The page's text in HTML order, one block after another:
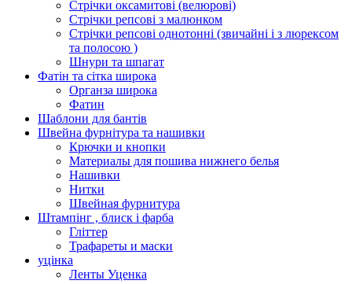
Стрічки оксамитові (велюрові)
Стрічки репсові з малюнком
Стрічки репсові однотонні (звичайні і з люрексом
та полосою )
Шнури та шпагат
Фатін та сітка широка
Органза широка
Фатин
Шаблони для бантів
Швейна фурнітура та нашивки
Крючки и кнопки
Материалы для пошива нижнего белья
Нашивки
Нитки
Швейная фурнитура
Штампінг , блиск і фарба
Гліттер
Трафареты и маски
уцінка
Ленты Уценка